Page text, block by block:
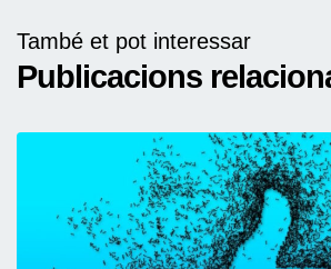
També et pot interessar
Publicacions